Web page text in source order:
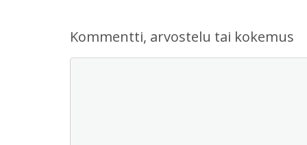
Kommentti, arvostelu tai kokemus